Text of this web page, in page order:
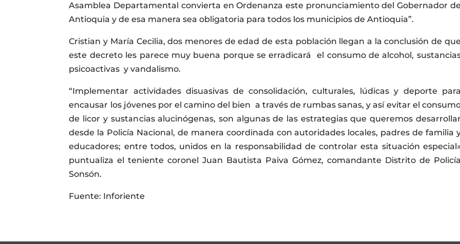
Asamblea Departamental convierta en Ordenanza este pronunciamiento del Gobernador de
Antioquia y de esa manera sea obligatoria para todos los municipios de Antioquia”.
Cristian y María Cecilia, dos menores de edad de esta población llegan a la conclusión de que
este decreto les parece muy buena porque se erradicará el consumo de alcohol,
psicoactivas y vandalismo.
“Implementar actividades disuasivas de consolidación, culturales, lúdicas y deporte para
encausar los jóvenes por el camino del bien a través de rumbas sanas, y así evitar el
de licor y sustancias alucinógenas, son algunas de las estrategias que queremos desarrollar
desde la Policía Nacional, de manera coordinada con autoridades locales, padres de familia
educadores; entre todos, unidos en la responsabilidad de controlar esta situación
puntualiza el teniente coronel Juan Bautista Paiva Gómez, comandante Distrito de Policía
Sonsón.
Fuente: Inforiente